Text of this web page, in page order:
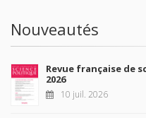
Nouveautés
Revue française de
2026
10 juil. 2026